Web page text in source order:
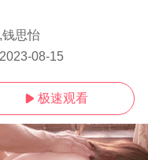
思怡
2023-08-15
 极速观看